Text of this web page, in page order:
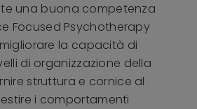
una buona competenza
Focused Psychotherapy
la capacità di
di organizzazione della
struttura e cornice al
i comportamenti